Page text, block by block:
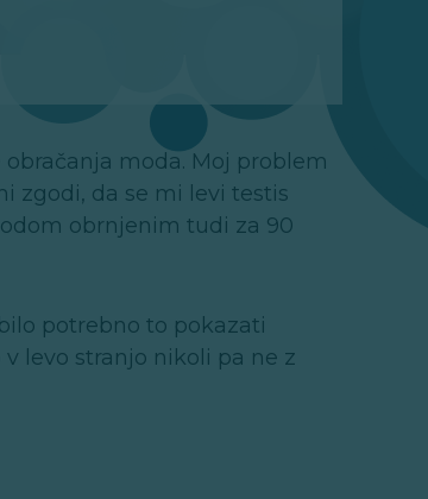
moda. Moj problem
zgodi, da se mi levi testis
obrnjenim tudi za 90
potrebno to pokazati
levo stranjo nikoli pa ne z